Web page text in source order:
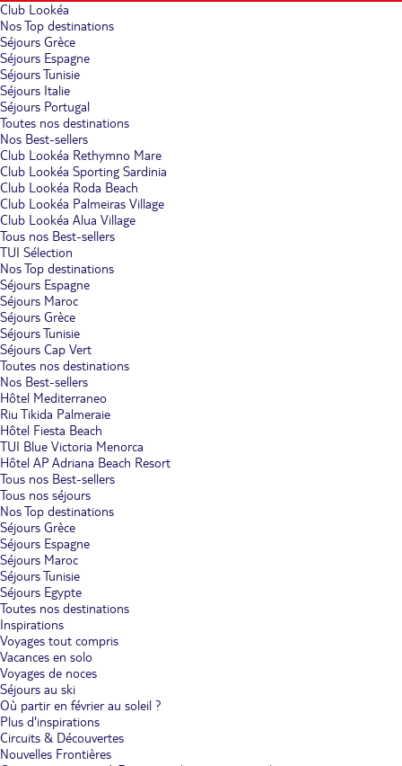
Club Lookéa
Nos Top destinations
Séjours Grèce
Séjours Espagne
Séjours Tunisie
Séjours Italie
Séjours Portugal
Toutes nos destinations
Nos Best-sellers
Club Lookéa Rethymno Mare
Club Lookéa Sporting Sardinia
Club Lookéa Roda Beach
Club Lookéa Palmeiras Village
Club Lookéa Alua Village
Tous nos Best-sellers
TUI Sélection
Nos Top destinations
Séjours Espagne
Séjours Maroc
Séjours Grèce
Séjours Tunisie
Séjours Cap Vert
Toutes nos destinations
Nos Best-sellers
Hôtel Mediterraneo
Riu Tikida Palmeraie
Hôtel Fiesta Beach
TUI Blue Victoria Menorca
Hôtel AP Adriana Beach Resort
Tous nos Best-sellers
Tous nos séjours
Nos Top destinations
Séjours Grèce
Séjours Espagne
Séjours Maroc
Séjours Tunisie
Séjours Egypte
Toutes nos destinations
Inspirations
Voyages tout compris
Vacances en solo
Voyages de noces
Séjours au ski
Où partir en février au soleil ?
Plus d'inspirations
Circuits & Découvertes
Nouvelles Frontières